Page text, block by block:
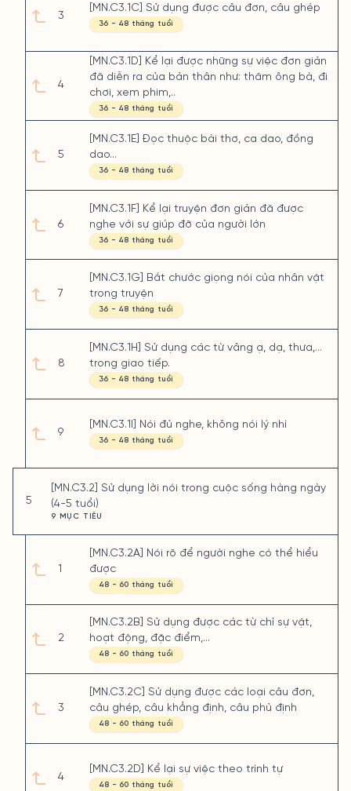
3
4
5
6
7
8
9
[MN.C3.1C] Sử dụng được câu đơn, câu ghép
36 - 48 tháng tuổi
[MN.C3.1D] Kể lại được những sự việc đơn giản
đã diễn ra của bản thân như: thăm ông bà, đi
chơi, xem phim,..
36 - 48 tháng tuổi
[MN.C3.1E] Đọc thuộc bài thơ, ca dao, đồng
dao...
36 - 48 tháng tuổi
[MN.C3.1F] Kể lại truyện đơn giản đã được
nghe với sự giúp đỡ của người lớn
36 - 48 tháng tuổi
[MN.C3.1G] Bắt chước giọng nói của nhân vật
trong truyện
36 - 48 tháng tuổi
[MN.C3.1H] Sử dụng các từ vâng ạ, dạ, thưa,…
trong giao tiếp.
36 - 48 tháng tuổi
[MN.C3.1I] Nói đủ nghe, không nói lý nhí
36 - 48 tháng tuổi
5
[MN.C3.2] Sử dụng lời nói trong cuộc sống hàng ngày
(4-5 tuổi)
9 MỤC TIÊU
1
2
3
4
[MN.C3.2A] Nói rõ để người nghe có thể hiểu
được
48 - 60 tháng tuổi
[MN.C3.2B] Sử dụng được các từ chỉ sự vật,
hoạt động, đặc điểm,…
48 - 60 tháng tuổi
[MN.C3.2C] Sử dụng được các loại câu đơn,
câu ghép, câu khẳng định, câu phủ định
48 - 60 tháng tuổi
[MN.C3.2D] Kể lại sự việc theo trình tự
48 - 60 tháng tuổi